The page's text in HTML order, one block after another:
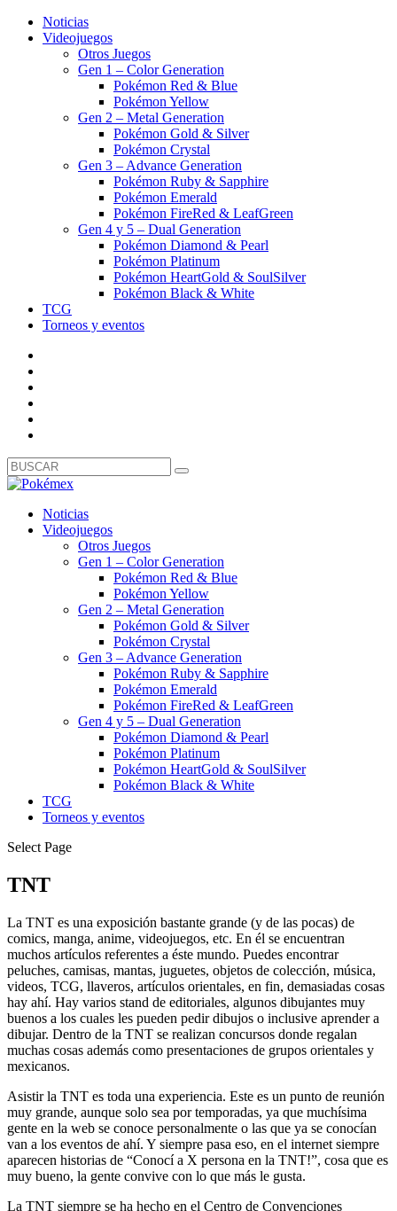
Noticias
Videojuegos
Otros Juegos
Gen 1 – Color Generation
Pokémon Red & Blue
Pokémon Yellow
Gen 2 – Metal Generation
Pokémon Gold & Silver
Pokémon Crystal
Gen 3 – Advance Generation
Pokémon Ruby & Sapphire
Pokémon Emerald
Pokémon FireRed & LeafGreen
Gen 4 y 5 – Dual Generation
Pokémon Diamond & Pearl
Pokémon Platinum
Pokémon HeartGold & SoulSilver
Pokémon Black & White
TCG
Torneos y eventos
Noticias
Videojuegos
Otros Juegos
Gen 1 – Color Generation
Pokémon Red & Blue
Pokémon Yellow
Gen 2 – Metal Generation
Pokémon Gold & Silver
Pokémon Crystal
Gen 3 – Advance Generation
Pokémon Ruby & Sapphire
Pokémon Emerald
Pokémon FireRed & LeafGreen
Gen 4 y 5 – Dual Generation
Pokémon Diamond & Pearl
Pokémon Platinum
Pokémon HeartGold & SoulSilver
Pokémon Black & White
TCG
Torneos y eventos
Select Page
TNT
La TNT es una exposición bastante grande (y de las pocas) de
comics, manga, anime, videojuegos, etc. En él se encuentran
muchos artículos referentes a éste mundo. Puedes encontrar
peluches, camisas, mantas, juguetes, objetos de colección, música,
videos, TCG, llaveros, artículos orientales, en fin, demasiadas cosas
hay ahí. Hay varios stand de editoriales, algunos dibujantes muy
buenos a los cuales les pueden pedir dibujos o inclusive aprender a
dibujar. Dentro de la TNT se realizan concursos donde regalan
muchas cosas además como presentaciones de grupos orientales y
mexicanos.
Asistir la TNT es toda una experiencia. Este es un punto de reunión
muy grande, aunque solo sea por temporadas, ya que muchísima
gente en la web se conoce personalmente o las que ya se conocían
van a los eventos de ahí. Y siempre pasa eso, en el internet siempre
aparecen historias de “Conocí a X persona en la TNT!”, cosa que es
muy bueno, la gente convive con lo que más le gusta.
La TNT siempre se ha hecho en el Centro de Convenciones